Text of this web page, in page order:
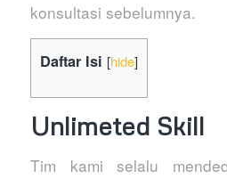
konsultasi sebelumnya.
Daftar Isi [hide]
Unlimeted Skill
Tim kami selalu